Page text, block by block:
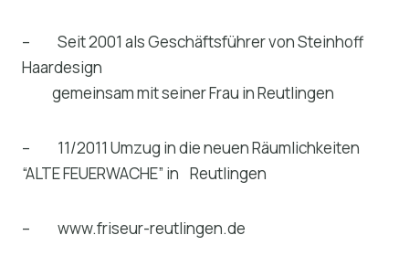
– Seit 2001 als Geschäftsführer von Steinhoff
Haardesign
gemeinsam mit seiner Frau in Reutlingen
– 11/2011 Umzug in die neuen Räumlichkeiten
“ALTE FEUERWACHE” in Reutlingen
– www.friseur-reutlingen.de